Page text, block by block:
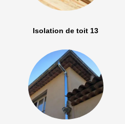
Isolation de toit 13